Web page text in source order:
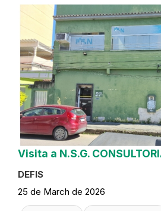
Visita a N.S.G.
DEFIS
25 de March de 2026